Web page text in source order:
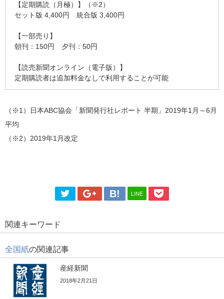
【定期購読（月極）】（※2）
セット版 4,400円 統合版 3,400円
【一部売り】
朝刊：150円 夕刊：50円
【読売新聞オンライン（電子版）】
定期購読者は追加料金なしで利用することが可能
（※1）日本ABC協会「新聞発行社レポート 半期」2019年1月～6月
平均
（※2）2019年1月改定
LINE
関連キーワード
全国紙の関連記事
産経新聞
2018年2月21日